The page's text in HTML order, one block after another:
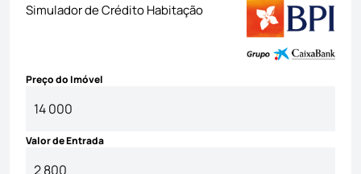
Simulador de Crédito Habitação
Preço do Imóvel
Valor de Entrada